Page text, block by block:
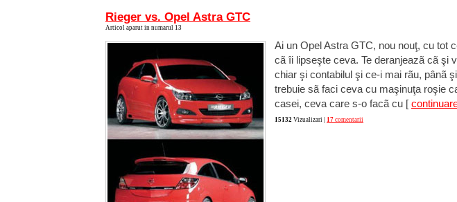
Rieger vs. Opel Astra GTC
Articol aparut in numarul 13
Ai un Opel Astra GTC, nou nouţ, cu tot
cã îi lipseşte ceva. Te deranjeazã cã şi
chiar şi contabilul şi ce-i mai rãu, pânã
trebuie sã faci ceva cu maşinuţa roşie
casei, ceva care s-o facã cu [
15132 Vizualizari | 17 comentarii